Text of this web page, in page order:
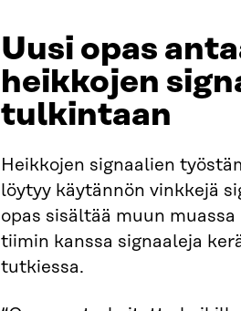
Uusi opas
heikkojen
tulkintaan
Heikkojen signaalien
löytyy käytännön vinkkejä
opas sisältää muun
tiimin kanssa signaaleja
tutkiessa.